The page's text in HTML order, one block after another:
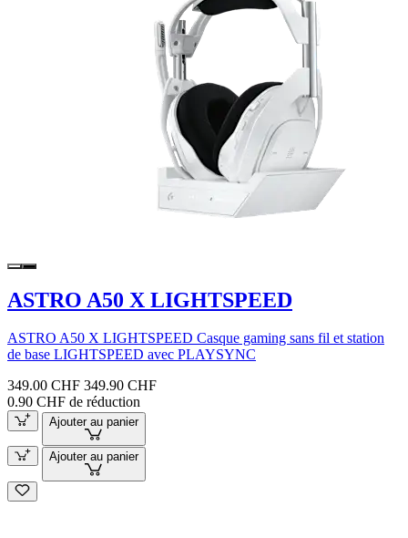
ASTRO A50 X LIGHTSPEED
ASTRO A50 X LIGHTSPEED Casque gaming sans fil et station
de base LIGHTSPEED avec PLAYSYNC
349.00 CHF 349.90 CHF
0.90 CHF de réduction
Ajouter au panier
Ajouter au panier